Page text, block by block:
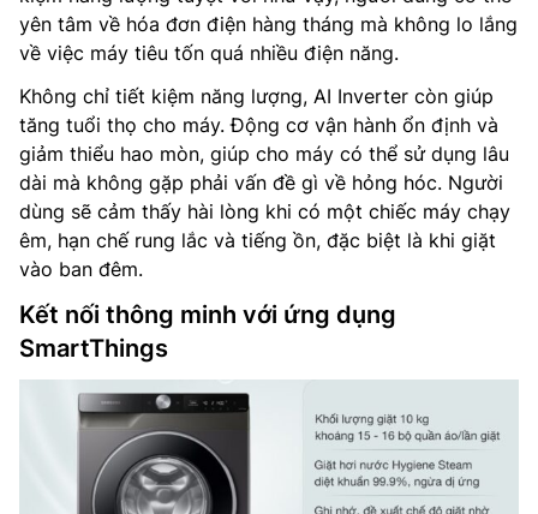
yên tâm về hóa đơn điện hàng tháng mà không lo lắng
về việc máy tiêu tốn quá nhiều điện năng.
Không chỉ tiết kiệm năng lượng, AI Inverter còn giúp
tăng tuổi thọ cho máy. Động cơ vận hành ổn định và
giảm thiểu hao mòn, giúp cho máy có thể sử dụng lâu
dài mà không gặp phải vấn đề gì về hỏng hóc. Người
dùng sẽ cảm thấy hài lòng khi có một chiếc máy chạy
êm, hạn chế rung lắc và tiếng ồn, đặc biệt là khi giặt
vào ban đêm.
Kết nối thông minh với ứng dụng
SmartThings